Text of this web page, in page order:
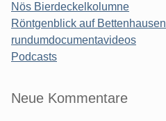
Nös Bierdeckelkolumne
Röntgenblick auf Bettenhausen
rundumdocumentavideos
Podcasts
Seitenleiste
Neue Kommentare